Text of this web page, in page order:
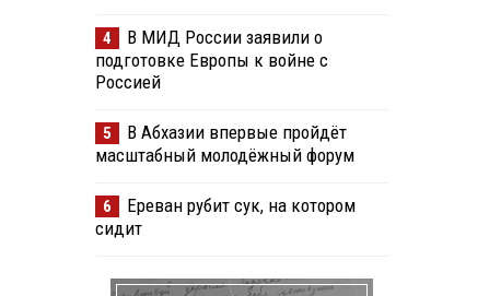
4
В МИД России заявили о
подготовке Европы к войне с
Россией
5
В Абхазии впервые пройдёт
масштабный молодёжный форум
6
Ереван рубит сук, на котором
сидит